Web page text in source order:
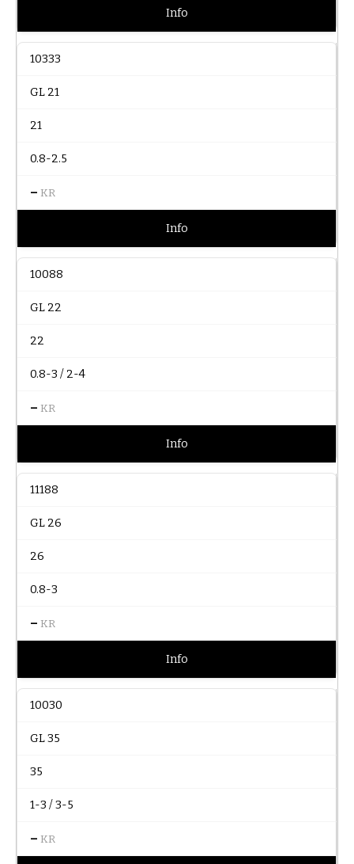
Info
10333
GL 21
21
0.8-2.5
– KR
Info
10088
GL 22
22
0.8-3 / 2-4
– KR
Info
11188
GL 26
26
0.8-3
– KR
Info
10030
GL 35
35
1-3 / 3-5
– KR